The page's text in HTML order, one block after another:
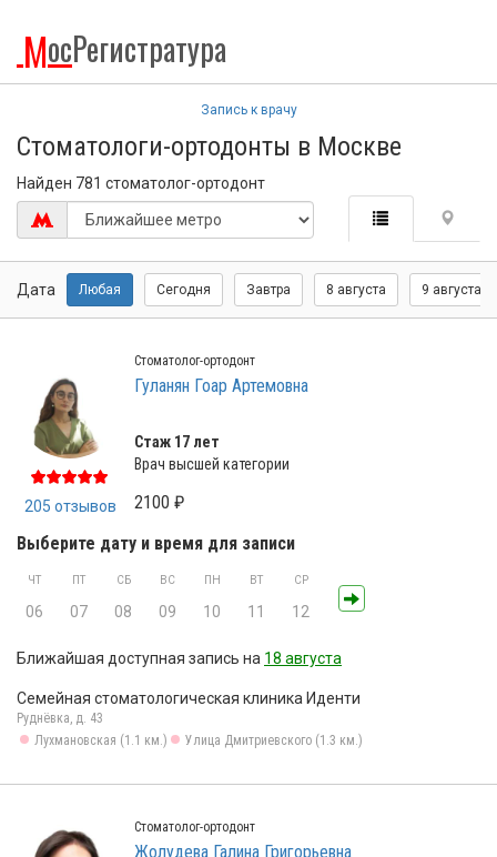
МосРегистратура
Запись к врачу
Стоматологи-ортодонты в Москве
Найден 781 стоматолог-ортодонт
Дата Любая Сегодня Завтра 8 августа 9 августа
205 отзывов
Стоматолог-ортодонт
Гуланян Гоар Артемовна
Стаж 17 лет
Врач высшей категории
2100 ₽
Выберите дату и время для записи
ЧТ
06
ПТ
07
СБ
08
ВС
09
ПН
10
ВТ
11
СР
12
Ближайшая доступная запись на 18 августа
Семейная стоматологическая клиника Иденти
Руднёвка, д. 43
Лухмановская (1.1 км.)
Улица Дмитриевского (1.3 км.)
Стоматолог-ортодонт
Жолудева Галина Григорьевна